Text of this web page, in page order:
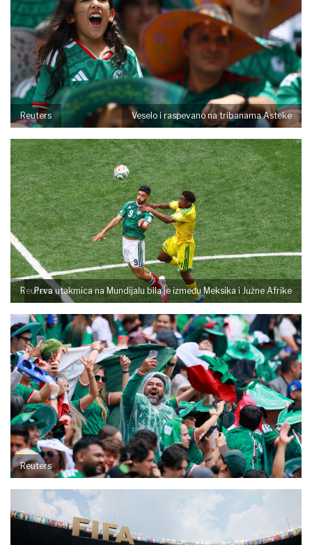
Reuters Veselo i raspevano na tribanama Asteke
Reuters
Prva utakmica na Mundijalu bila je između Meksika i Južne Afrike
Reuters